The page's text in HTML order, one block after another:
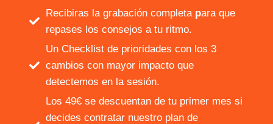
Recibiras la grabación completa para que
repases los consejos a tu ritmo.
Un Checklist de prioridades con los 3
cambios con mayor impacto que
detectemos en la sesión.
Los 49€ se descuentan de tu primer mes si
decides contratar nuestro plan de